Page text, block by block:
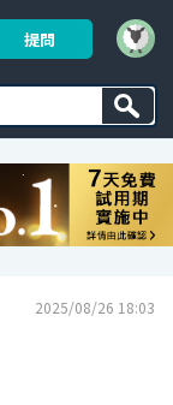
提問
2025/08/26 18:03